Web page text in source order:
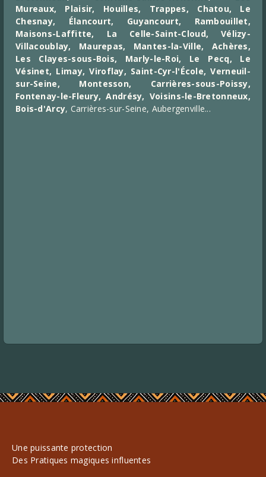
Mureaux, Plaisir, Houilles, Trappes, Chatou, Le
Chesnay, Élancourt, Guyancourt,
Rambouillet,
Maisons-Laffitte, La Celle-Saint-Cloud, Vélizy-
Villacoublay, Maurepas, Mantes-la-Ville, Achères,
Les Clayes-sous-Bois, Marly-le-Roi, Le Pecq, Le
Vésinet, Limay, Viroflay, Saint-Cyr-l'École, Verneuil-
sur-Seine, Montesson, Carrières-sous-Poissy,
Fontenay-le-Fleury, Andrésy, Voisins-le-Bretonneux,
Bois-d'Arcy, Carrières-sur-Seine, Aubergenville...
Une puissante protection
Des Pratiques magiques influentes